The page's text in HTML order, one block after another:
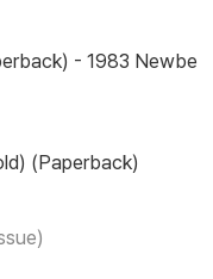
- 1983 Newbe
(Paperback)